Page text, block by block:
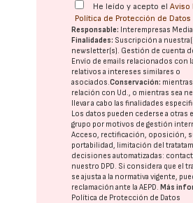
He leído y acepto elAviso
Política de Protección de Datos
Responsable: Interempresas Media,
Finalidades: Suscripción a
newsletter(s). Gestión de cuenta
Envío de emails relacionados con
relativos a intereses similares o
asociados.Conservación:
relación con Ud., o mientras sea
llevar a cabo las finalidades
Los datos pueden cederse a otras
grupo por motivos de gestión
Acceso, rectificación, oposición,
portabilidad, limitación del
decisiones automatizadas:
nuestro DPD . Si considera que el
se ajusta a la normativa vigente,
reclamación ante laAEPD .Más
Política de Protección de Datos